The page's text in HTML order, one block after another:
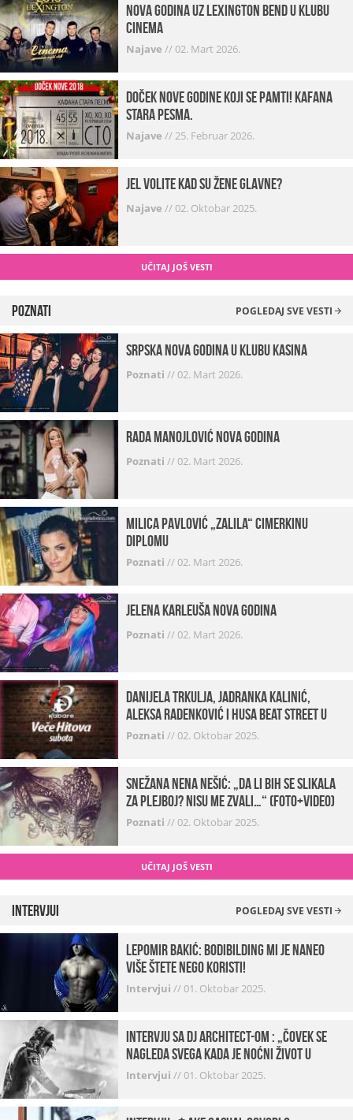
Nova godina uz Lexington bend u klubu
Cinema
Najave //02. Mart 2026.
Doček Nove godine koji se pamti! Kafana
Stara pesma.
Najave //25. Februar 2026.
Jel volite kad su žene glavne?
Najave //02. Oktobar 2025.
UČITAJ JOŠ VESTI
Poznati POGLEDAJ SVE VESTI
Srpska Nova godina u klubu Kasina
Poznati //02. Mart 2026.
Rada Manojlović Nova godina
Poznati //02. Mart 2026.
Milica Pavlović „zalila“ cimerkinu
diplomu
Poznati //02. Mart 2026.
Jelena Karleuša Nova godina
Poznati //02. Mart 2026.
Danijela Trkulja, Jadranka Kalinić,
Aleksa Radenković i Husa Beat Street u
Kabareu 13
Poznati //02. Oktobar 2025.
Snežana Nena Nešić: „Da li bih se slikala
za Plejboj? Nisu me zvali…“ (FOTO+VIDEO)
Poznati //02. Oktobar 2025.
UČITAJ JOŠ VESTI
Intervjui POGLEDAJ SVE VESTI
Lepomir Bakić: Bodibilding mi je naneo
više štete nego koristi!
Intervjui //01. Oktobar 2025.
Intervju sa DJ Architect-om : „Čovek se
nagleda svega kada je noćni život u
pitanju. U klubovima najmanje vidim
Intervjui //01. Oktobar 2025.